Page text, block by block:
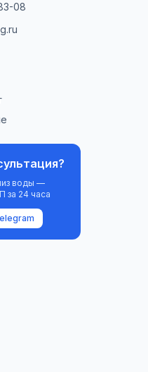
08
воды —
за 24 часа